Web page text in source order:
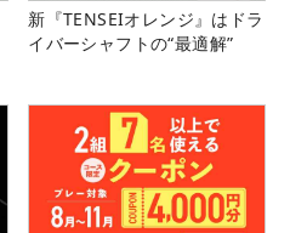
新『TENSEIオレンジ』はドラ
イバーシャフトの“最適解”